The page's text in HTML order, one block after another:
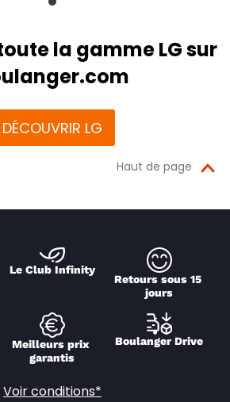
la gamme LG sur
DÉCOUVRIR LG
Haut de page
Le Club Infinity
Retours sous 15
jours
Meilleurs prix
garantis
Boulanger Drive
Voir conditions*